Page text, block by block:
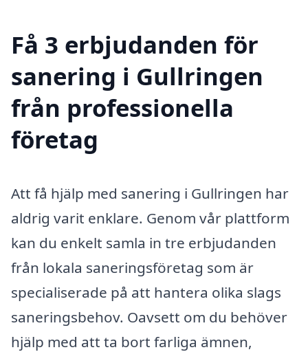
Få 3 erbjudanden för
sanering i Gullringen
från professionella
företag
Att få hjälp med sanering i Gullringen har
aldrig varit enklare. Genom vår plattform
kan du enkelt samla in tre erbjudanden
från lokala saneringsföretag som är
specialiserade på att hantera olika slags
saneringsbehov. Oavsett om du behöver
hjälp med att ta bort farliga ämnen,